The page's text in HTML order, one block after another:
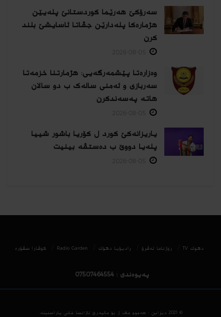
سەرۆکێ هەرێما کوردستانێ پلەیێن
هژمارەكا پلەدارێن جڤاتا ئاسایشێ بلند
كرن
وەزارەتا پێشمەرگەیی: هژمارتنا خزمەتا
سەربازی و ئەمنی سالەک ب دو سالان
هاتە پەسەندكرن
یاریزانەكێ کورد ل کۆریا باشور شییا
پلەیا دووێ ب دەستڤە بینیت
دھوك TV روژناما ئەڤرۆ رادیۆیا دهۆك Radio Garden كوڤارا سڤۆره‌
پەیوەندی : 07507464554
© 2021 دیزاین - هه‌موو ماف ژ بۆ مالپه‌رێ ئاژانسا خانی پاراستینه‌.